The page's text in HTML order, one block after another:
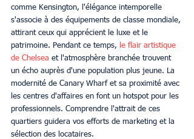
comme Kensington, l'élégance intemporelle
s'associe à des équipements de classe mondiale,
attirant ceux qui apprécient le luxe et le
patrimoine. Pendant ce temps,
le flair artistique
de Chelsea et l'atmosphère branchée trouvent
un écho auprès d'une population plus jeune. La
modernité de Canary Wharf et sa proximité avec
les centres d'affaires en font un hotspot pour les
professionnels. Comprendre l'attrait de ces
quartiers guidera vos efforts de marketing et la
sélection des locataires.